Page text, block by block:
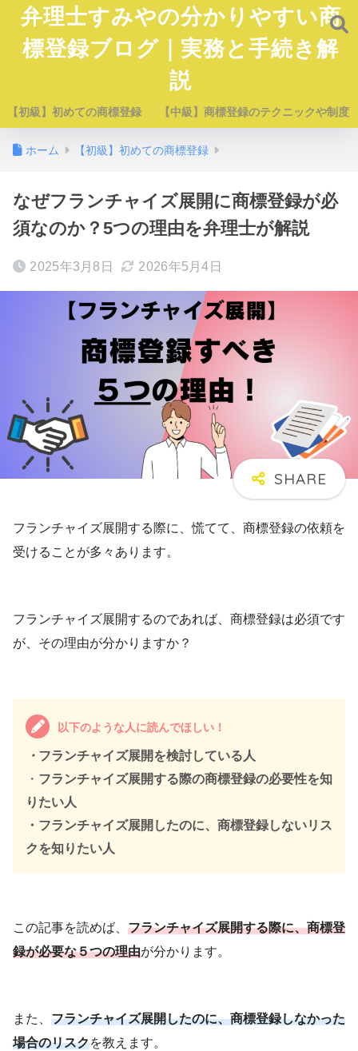
弁理士すみやの分かりやすい商
標登録ブログ｜実務と手続き解
説
【初級】初めての商標登録 【中級】商標登録のテクニックや制度
ホーム 【初級】初めての商標登録
なぜフランチャイズ展開に商標登録が必
須なのか？5つの理由を弁理士が解説
2025年3月8日 2026年5月4日
フランチャイズ展開する際に、慌てて、商標登録の依頼を
受けることが多々あります。
フランチャイズ展開するのであれば、商標登録は必須です
が、その理由が分かりますか？
以下のような人に読んでほしい！
・ フランチャイズ展開を検討している人
・ フランチャイズ展開する際の商標登録の必要性を知
りたい人
・フランチャイズ展開したのに、商標登録しないリス
クを知りたい人
この記事を読めば、 フランチャイズ展開する際に、商標登
録が必要な５つの理由が分かります。
また、 フランチャイズ展開したのに、商標登録しなかった
場合のリスクを教えます。